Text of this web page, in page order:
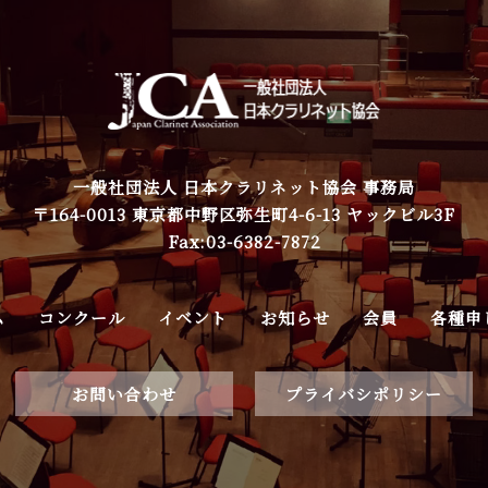
一般社団法人 日本クラリネット協会 事務局
〒164-0013 東京都中野区弥生町4-6-13 ヤックビル3F
Fax:03-6382-7872
コンクール イベント お知らせ 会員 各種申
お問い合わせ プライバシポリシー